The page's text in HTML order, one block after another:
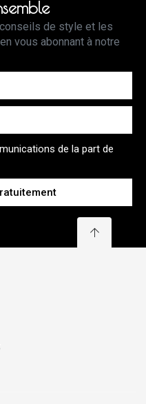
de style et les
vous abonnant à notre
de la part de